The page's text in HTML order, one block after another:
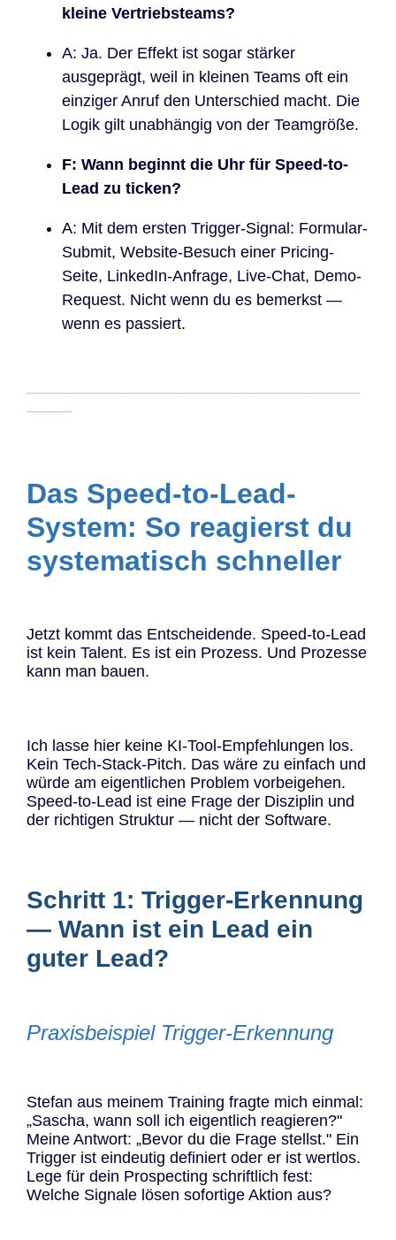
kleine Vertriebsteams?
A: Ja. Der Effekt ist sogar stärker
ausgeprägt, weil in kleinen Teams oft ein
einziger Anruf den Unterschied macht. Die
Logik gilt unabhängig von der Teamgröße.
F: Wann beginnt die Uhr für Speed-to-
Lead zu ticken?
A: Mit dem ersten Trigger-Signal: Formular-
Submit, Website-Besuch einer Pricing-
Seite, LinkedIn-Anfrage, Live-Chat, Demo-
Request. Nicht wenn du es bemerkst —
wenn es passiert.
─────────────────────────────
────
Das Speed-to-Lead-
System: So reagierst du
systematisch schneller
Jetzt kommt das Entscheidende. Speed-to-Lead
ist kein Talent. Es ist ein Prozess. Und Prozesse
kann man bauen.
Ich lasse hier keine KI-Tool-Empfehlungen los.
Kein Tech-Stack-Pitch. Das wäre zu einfach und
würde am eigentlichen Problem vorbeigehen.
Speed-to-Lead ist eine Frage der Disziplin und
der richtigen Struktur — nicht der Software.
Schritt 1: Trigger-Erkennung
— Wann ist ein Lead ein
guter Lead?
Praxisbeispiel Trigger-Erkennung
Stefan aus meinem Training fragte mich einmal:
„Sascha, wann soll ich eigentlich reagieren?"
Meine Antwort: „Bevor du die Frage stellst." Ein
Trigger ist eindeutig definiert oder er ist wertlos.
Lege für dein Prospecting schriftlich fest:
Welche Signale lösen sofortige Aktion aus?